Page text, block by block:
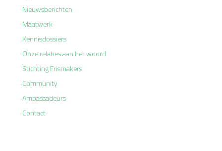
Nieuwsberichten
Maatwerk
Kennisdossiers
Onze relaties aan het woord
Stichting Frismakers
Community
Ambassadeurs
Contact